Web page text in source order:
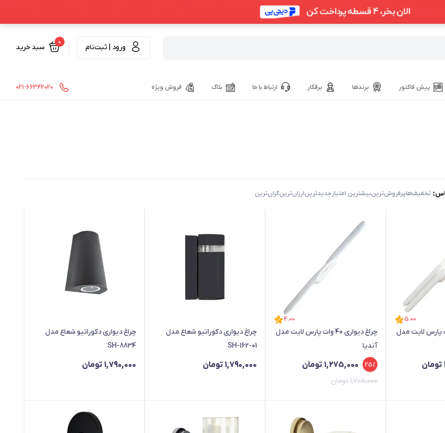
ورود | ثبت‌نام
0
سبد خرید
پیش فاکتور برندها برقکار ارتباط با ما بلاگ فروش ویژه 021-66342020
‌ تخفیف‌ها‌پرفروش‌ترین‌بیشترین امتیاز‌جدیدترین‌ارزان‌ترین‌گران‌ترین
80 وات پارس لایت مدل
5.00
تومان
چراغ دیواری 40 وات پارس لایت مدل
آندیا
4.00
1,705,000تومان
1,275,000 تومان 25%
چراغ دیواری دکوراتیو شعاع مدل
SH-162-01
1,790,000 تومان
چراغ دیواری دکوراتیو شعاع مدل
SH-8834
1,790,000 تومان